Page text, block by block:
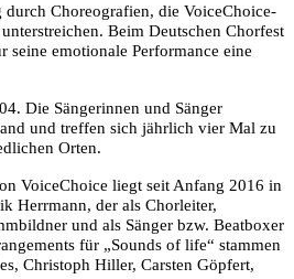
durch Choreografien, die VoiceChoice-
Beim Deutschen Chorfest
seine emotionale Performance eine
Die Sängerinnen und Sänger
und treffen sich jährlich vier Mal zu
Orten.
VoiceChoice liegt seit Anfang 2016 in
Herrmann, der als Chorleiter,
und als Sänger bzw. Beatboxer
für „Sounds of life“ stammen
Christoph Hiller, Carsten Göpfert,